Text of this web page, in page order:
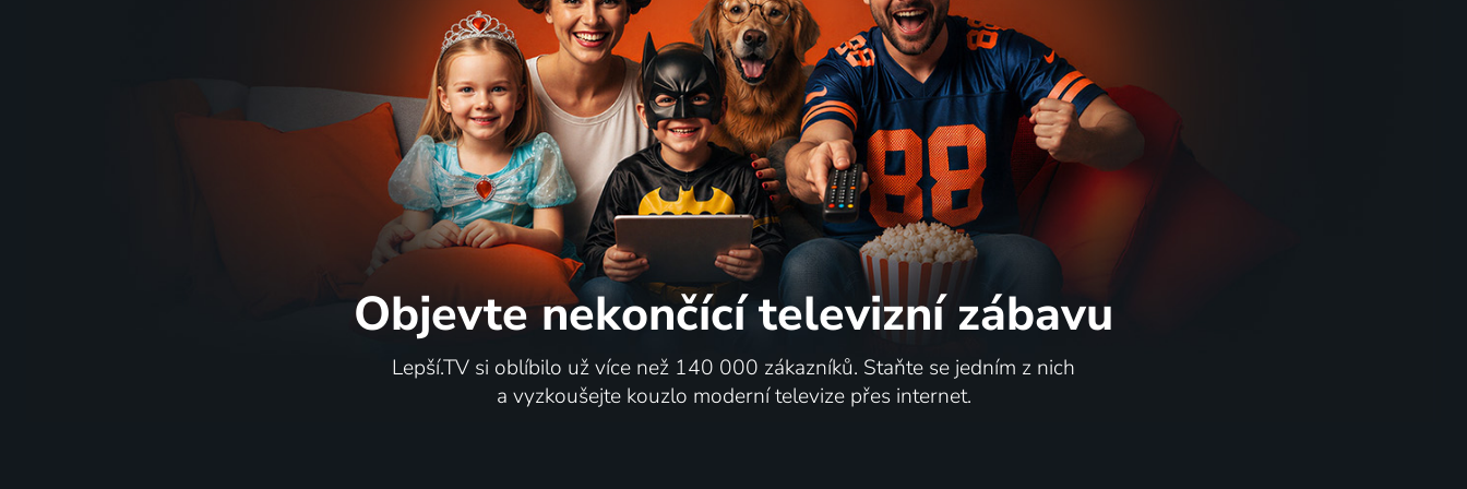
Krkonošské hromování
1971 | Československo | Pohádka
O ametystovom kvete
1971 | Československo | Pohádka
Nemaluj si čerta na zeď...
1971 | Československo | Pohádka
Objevte nekončící televizní zábavu
Lepší.TV si oblíbilo už více než 140 000 zákazníků. Staňte se jedním z nich
a vyzkoušejte kouzlo moderní televize přes internet.